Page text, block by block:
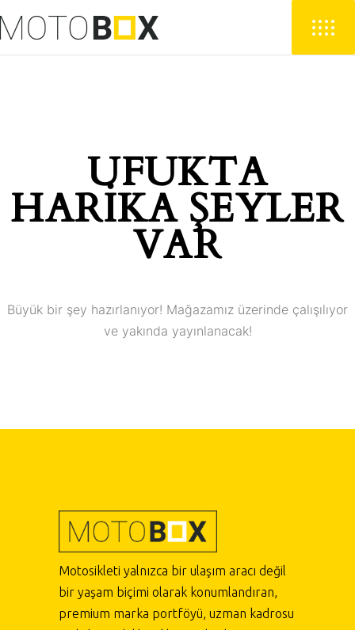
UFUKTA
HARIKA ŞEYLER
VAR
Büyük bir şey hazırlanıyor! Mağazamız üzerinde çalışılıyor
ve yakında yayınlanacak!
Motosikleti yalnızca bir ulaşım aracı değil
bir yaşam biçimi olarak konumlandıran,
premium marka portföyü, uzman kadrosu